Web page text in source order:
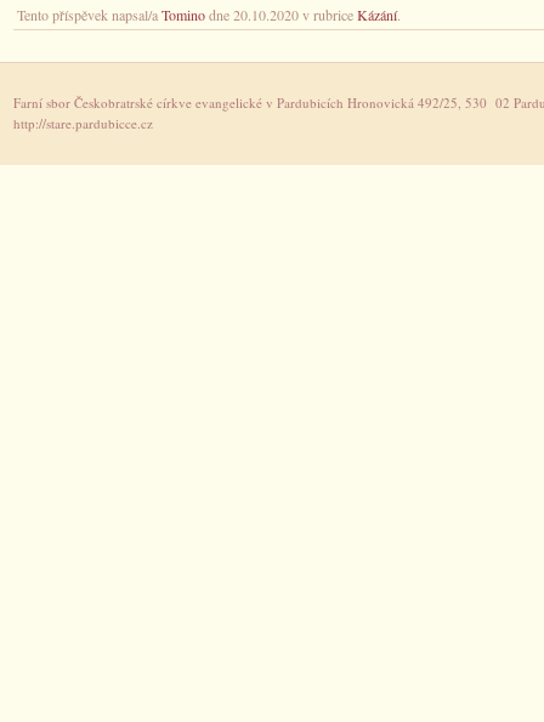
Tento příspěvek napsal/aTominodne 20.10.2020 v rubriceKázání.
Farní sbor Českobratrské církve evangelické v Pardubicích Hronovická 492/25, 530 02
http://stare.pardubicce.cz